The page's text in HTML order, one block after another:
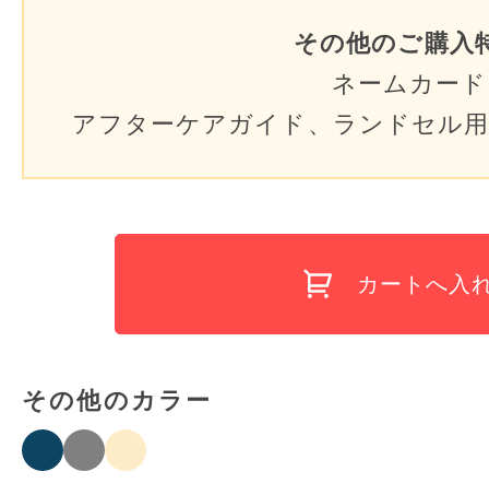
その他のご購入
ネームカード
アフターケアガイド、ランドセル
カートへ入
その他のカラー